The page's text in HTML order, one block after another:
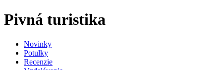
Pivná turistika
Novinky
Potulky
Recenzie